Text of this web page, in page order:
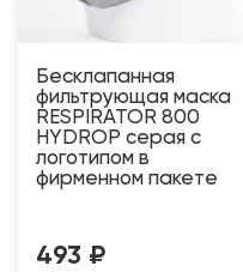
Бесклапанная
фильтрующая маска
RESPIRATOR 800
HYDROP серая с
логотипом в
фирменном пакете
493 ₽